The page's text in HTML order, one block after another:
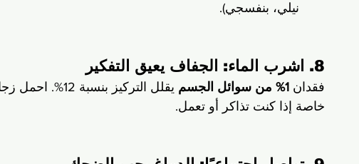
نيلي، بنفسجي).
8. اشرب الماء: الجفاف يعيق التفكير
فقدان 1% من سوائل الجسم يقلل التركيز بنسبة 12%. احمل زجاجة ماء معك واشرب
خاصة إذا كنت تذاكر أو تعمل.